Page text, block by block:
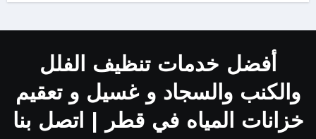
أفضل خدمات تنظيف الفلل
والكنب والسجاد و غسيل و تعقيم
خزانات المياه في قطر | اتصل بنا